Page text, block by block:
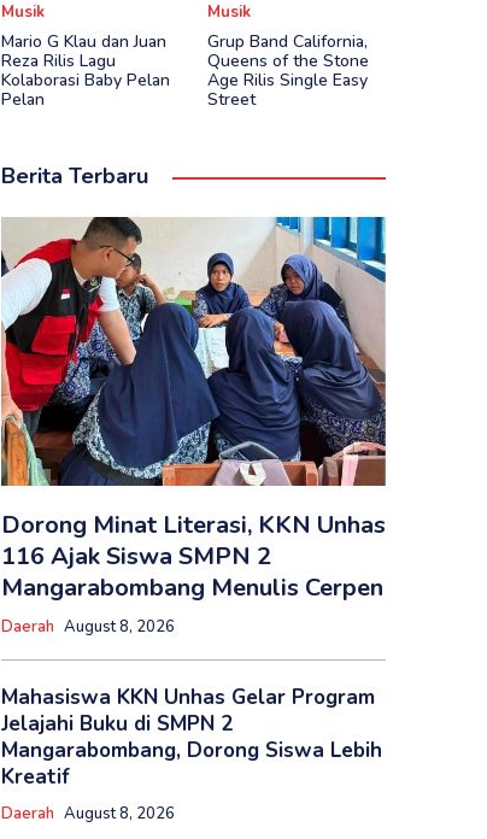
Musik
Mario G Klau dan Juan
Reza Rilis Lagu
Kolaborasi Baby Pelan
Pelan
Musik
Grup Band California,
Queens of the Stone
Age Rilis Single Easy
Street
Berita Terbaru
Dorong Minat Literasi, KKN Unhas
116 Ajak Siswa SMPN 2
Mangarabombang Menulis Cerpen
Daerah August 8, 2026
Mahasiswa KKN Unhas Gelar Program
Jelajahi Buku di SMPN 2
Mangarabombang, Dorong Siswa Lebih
Kreatif
Daerah August 8, 2026